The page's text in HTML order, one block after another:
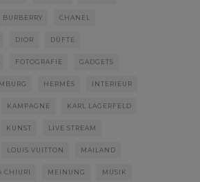
BURBERRY CHANEL
DIOR DÜFTE
FOTOGRAFIE GADGETS
HERMÈS INTERIEUR
KAMPAGNE KARL LAGERFELD
KUNST LIVE STREAM
LOUIS VUITTON MAILAND
CHIURI MEINUNG MUSIK